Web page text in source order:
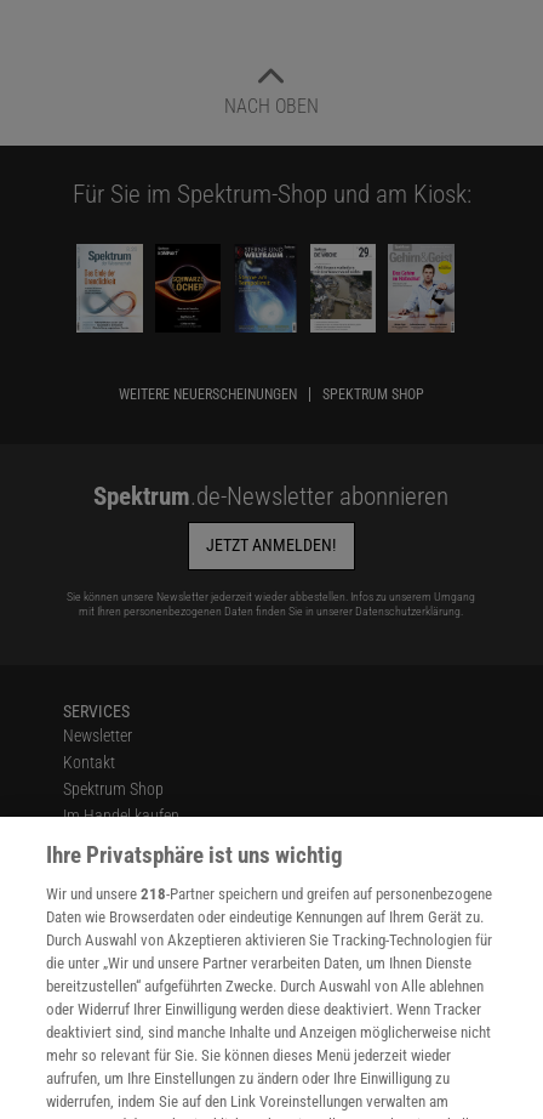
NACH OBEN
Für Sie im Spektrum-Shop und am Kiosk:
WEITERE NEUERSCHEINUNGEN SPEKTRUM SHOP
Spektrum.de-Newsletter abonnieren
JETZT ANMELDEN!
Sie können unsere Newsletter jederzeit wieder abbestellen. Infos zu unserem Umgang
mit Ihren personenbezogenen Daten finden Sie in unserer Datenschutzerklärung.
SERVICES
Newsletter
Kontakt
Spektrum Shop
Im Handel kaufen
Presse
Verträge kündigen
Widerruf
INFO
Mediadaten
Datenschutz
Nutzungsbedingungen
Cookie-Einstellungen
Utiq verwalten
Nutzungsbasierte Onlinewerbung
Ihre Privatsphäre ist uns wichtig
Wir und unsere218-Partner speichern und greifen auf personenbezogene
Daten wie Browserdaten oder eindeutige Kennungen auf Ihrem Gerät zu.
Durch Auswahl von Akzeptieren aktivieren Sie Tracking-Technologien für
die unter „Wir und unsere Partner verarbeiten Daten, um Ihnen Dienste
bereitzustellen“ aufgeführten Zwecke. Durch Auswahl von Alle ablehnen
oder Widerruf Ihrer Einwilligung werden diese deaktiviert. Wenn Tracker
deaktiviert sind, sind manche Inhalte und Anzeigen möglicherweise nicht
mehr so relevant für Sie. Sie können dieses Menü jederzeit wieder
aufrufen, um Ihre Einstellungen zu ändern oder Ihre Einwilligung zu
widerrufen, indem Sie auf den Link Voreinstellungen verwalten am